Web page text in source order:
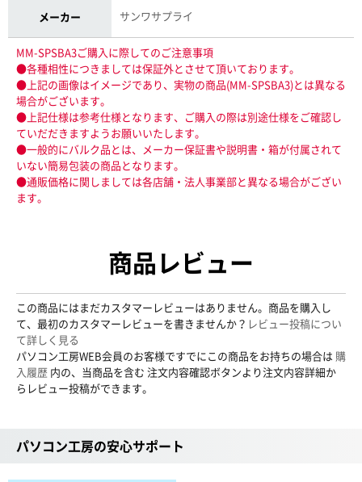
メーカー サンワサプライ
MM-SPSBA3ご購入に際してのご注意事項
●各種相性につきましては保証外とさせて頂いております。
●上記の画像はイメージであり、実物の商品(MM-SPSBA3)とは異なる
場合がございます。
●上記仕様は参考仕様となります、ご購入の際は別途仕様をご確認し
ていだだきますようお願いいたします。
●一般的にバルク品とは、メーカー保証書や説明書・箱が付属されて
いない簡易包装の商品となります。
●通販価格に関しましては各店舗・法人事業部と異なる場合がござい
ます。
商品レビュー
この商品にはまだカスタマーレビューはありません。商品を購入し
て、最初のカスタマーレビューを書きませんか？ レビュー投稿につい
て詳しく見る
パソコン工房WEB会員のお客様ですでにこの商品をお持ちの場合は 購
入履歴 内の、当商品を含む 注文内容確認ボタンより注文内容詳細か
らレビュー投稿ができます。
パソコン工房の安心サポート